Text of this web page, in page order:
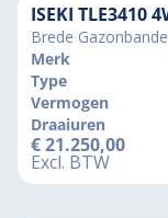
ISEKI TLE3410
Brede
Merk
Type
Vermogen
Draaiuren
€21.250,00
Excl. BTW